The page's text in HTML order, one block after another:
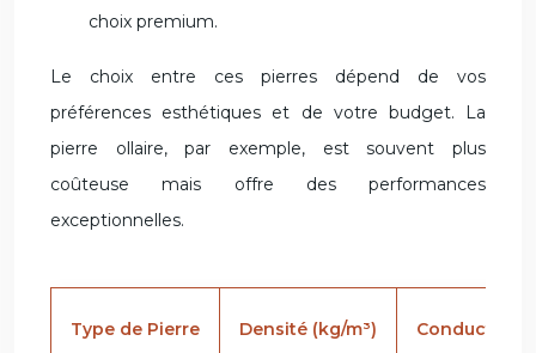
choix premium.
Le choix entre ces pierres dépend de vos
préférences esthétiques et de votre budget. La
pierre ollaire, par exemple, est souvent plus
coûteuse mais offre des performances
exceptionnelles.
Type de Pierre Densité (kg/m³) Conductivité